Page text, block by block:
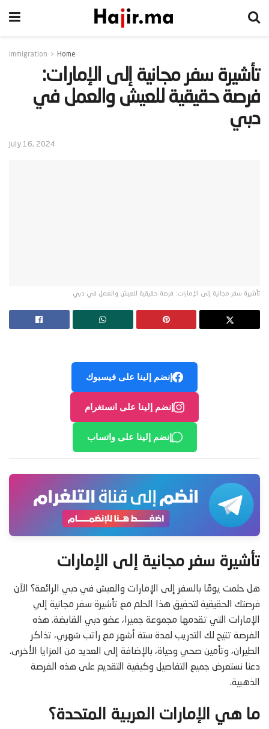
Home
Immigration
‫تأشيرة سفر مجانية إلى الإمارات:
فرصة حقيقية للعيش والعمل في
دبي‬
July 16, 2024
تأشيرة سفر مجانية إلى الإمارات: فرصة حقيقية للعيش والعمل في دبي
إنضم إلينا على فيسبوك
إنضم إلينا على انستغرام
إنضم إلينا على واتساب
تأشيرة سفر مجانية إلى الإمارات
هل حلمت يومًا بالسفر إلى الإمارات والعيش في دبي الرائعة؟ الآن
فرصتك الحقيقية لتحقيق هذا الحلم مع تأشيرة سفر مجانية إلي
الإمارات التي تقدمها مجموعة جميرا، عضو دبي القابضة. هذه
الفرصة تتيح لك التدريب لمدة ستة أشهر مع راتب شهري، تذاكر
الطيران، وتأمين صحي وحياة، بالإضافة إلى العديد من المزايا الأخرى.
دعنا نستعرض جميع التفاصيل وكيفية التقديم على هذه الفرصة
الذهبية.
ما هي الإمارات العربية المتحدة؟